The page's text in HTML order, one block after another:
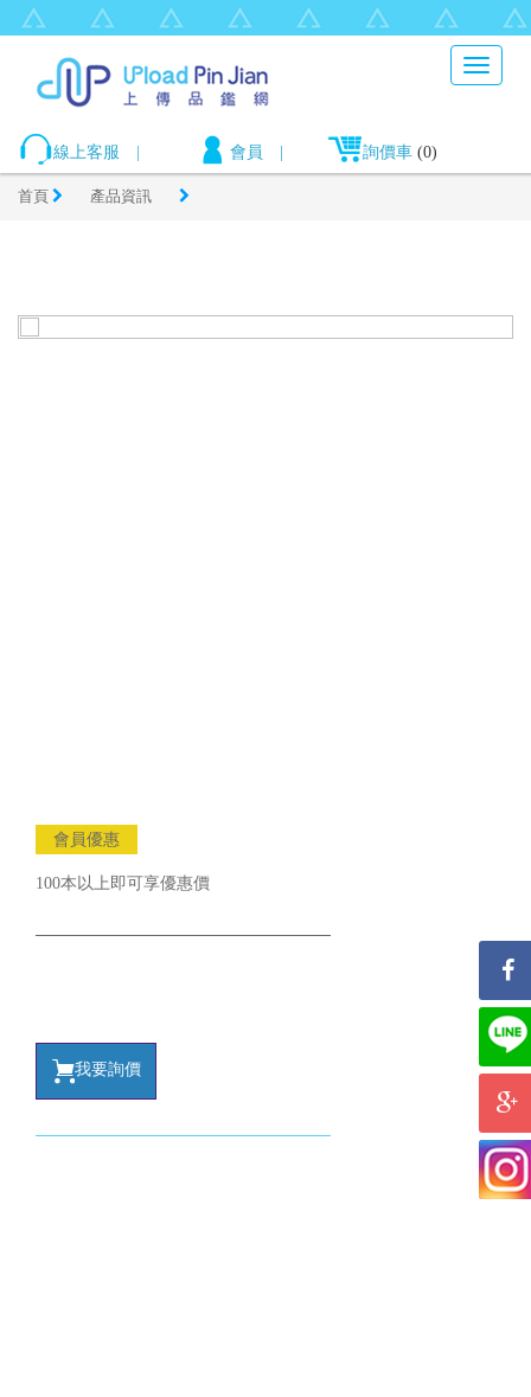
Toggle
線上客服 會員 詢價車 (0)
首頁 產品資訊
會員優惠
100本以上即可享優惠價
我要詢價